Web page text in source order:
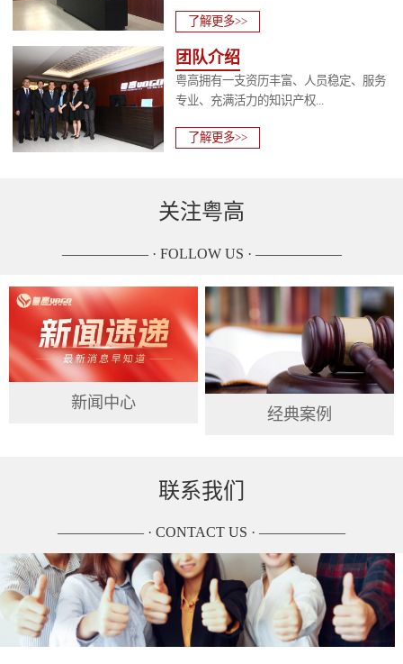
了解更多>>
团队介绍
粤高拥有一支资历丰富、人员稳定、服务
专业、充满活力的知识产权...
了解更多>>
关注粤高
—————— · FOLLOW US · ——————
新闻中心
经典案例
联系我们
—————— · CONTACT US · ——————